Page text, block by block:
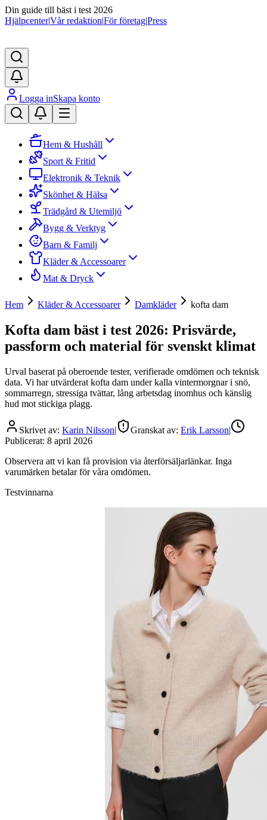
Din guide till bäst i test 2026
Hjälpcenter|Vår redaktion|För företag|Press
Logga inSkapa konto
Hem & Hushåll
Sport & Fritid
Elektronik & Teknik
Skönhet & Hälsa
Trädgård & Utemiljö
Bygg & Verktyg
Barn & Familj
Kläder & Accessoarer
Mat & Dryck
Hem Kläder & Accessoarer Damkläder kofta dam
Kofta dam bäst i test 2026: Prisvärde,
passform och material för svenskt klimat
Urval baserat på oberoende tester, verifierade omdömen och teknisk
data. Vi har utvärderat kofta dam under kalla vintermorgnar i snö,
sommarregn, stressiga tvättar, lång arbetsdag inomhus och känslig
hud mot stickiga plagg.
Skrivet av: Karin Nilsson| Granskat av: Erik Larsson|
Publicerat: 8 april 2026
Observera att vi kan få provision via återförsäljarlänkar. Inga
varumärken betalar för våra omdömen.
Testvinnarna